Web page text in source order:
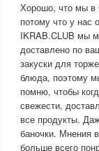
Хорошо, что мы в
потому что у нас
IKRAB.CLUB мы
доставлено по
закуски для
блюда, поэтому
помню, чтобы
свежести,
все продукты.
баночки. Мнения
больше всего